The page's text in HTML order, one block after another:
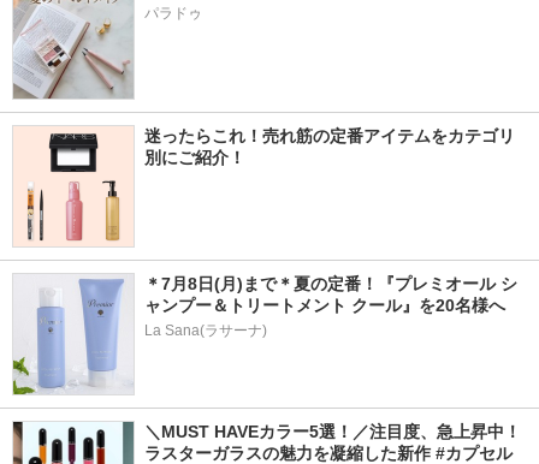
パラドゥ
迷ったらこれ！売れ筋の定番アイテムをカテゴリ
別にご紹介！
＊7月8日(月)まで＊夏の定番！『プレミオール シ
ャンプー＆トリートメント クール』を20名様へ
La Sana(ラサーナ)
＼MUST HAVEカラー5選！／注目度、急上昇中！
ラスターガラスの魅力を凝縮した新作 #カプセル